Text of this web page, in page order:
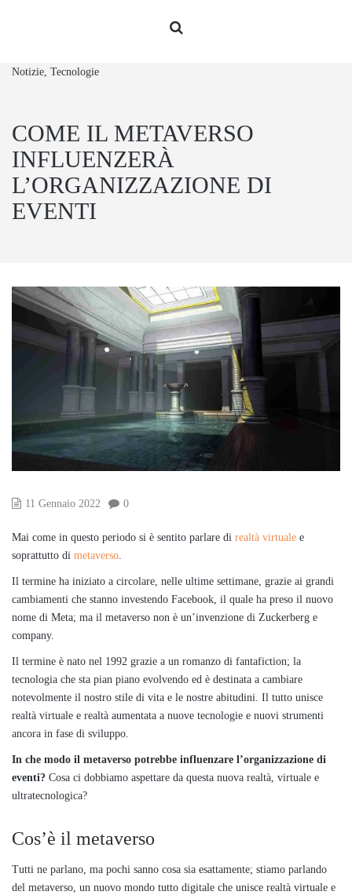
Notizie, Tecnologie
COME IL METAVERSO
INFLUENZERÀ
L’ORGANIZZAZIONE DI
EVENTI
11 Gennaio 2022 0
Mai come in questo periodo si è sentito parlare di realtà virtuale e
soprattutto di metaverso.
Il termine ha iniziato a circolare, nelle ultime settimane, grazie ai grandi
cambiamenti che stanno investendo Facebook, il quale ha preso il nuovo
nome di Meta; ma il metaverso non è un’invenzione di Zuckerberg e
company.
Il termine è nato nel 1992 grazie a un romanzo di fantafiction; la
tecnologia che sta pian piano evolvendo ed è destinata a cambiare
notevolmente il nostro stile di vita e le nostre abitudini. Il tutto unisce
realtà virtuale e realtà aumentata a nuove tecnologie e nuovi strumenti
ancora in fase di sviluppo.
In che modo il metaverso potrebbe influenzare l’organizzazione di
eventi? Cosa ci dobbiamo aspettare da questa nuova realtà, virtuale e
ultratecnologica?
Cos’è il metaverso
Tutti ne parlano, ma pochi sanno cosa sia esattamente; stiamo parlando
del metaverso, un nuovo mondo tutto digitale che unisce realtà virtuale e